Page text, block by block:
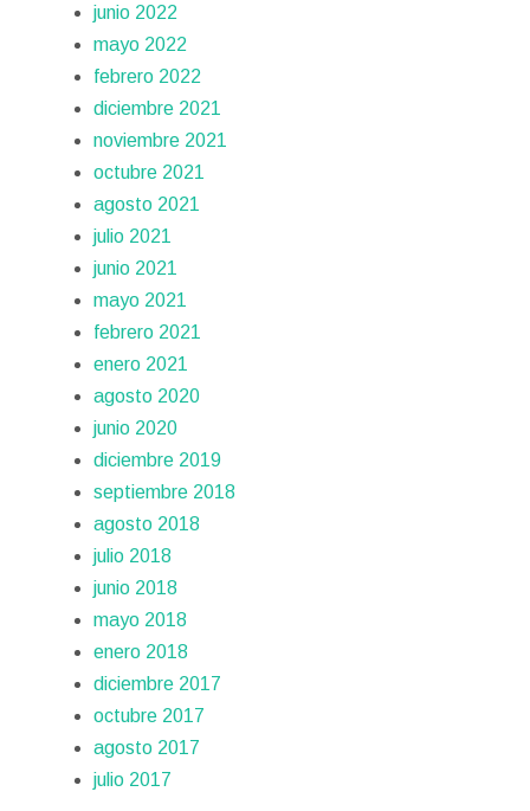
junio 2022
mayo 2022
febrero 2022
diciembre 2021
noviembre 2021
octubre 2021
agosto 2021
julio 2021
junio 2021
mayo 2021
febrero 2021
enero 2021
agosto 2020
junio 2020
diciembre 2019
septiembre 2018
agosto 2018
julio 2018
junio 2018
mayo 2018
enero 2018
diciembre 2017
octubre 2017
agosto 2017
julio 2017